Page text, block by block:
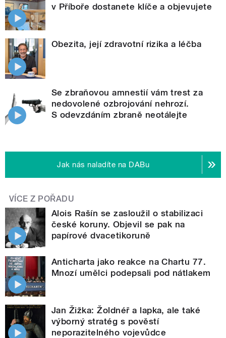
v Příboře dostanete klíče a objevujete
Obezita, její zdravotní rizika a léčba
Se zbraňovou amnestií vám trest za
nedovolené ozbrojování nehrozí.
S odevzdáním zbraně neotálejte
Jak nás naladíte na DABu
VÍCE Z POŘADU
Alois Rašín se zasloužil o stabilizaci
české koruny. Objevil se pak na
papírové dvacetikoruně
Anticharta jako reakce na Chartu 77.
Mnozí umělci podepsali pod nátlakem
Jan Žižka: Žoldnéř a lapka, ale také
výborný stratég s pověstí
neporazitelného vojevůdce